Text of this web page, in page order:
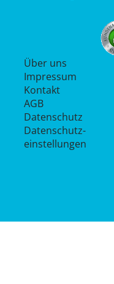
Über uns
Impressum
Kontakt
AGB
Datenschutz
Datenschutz­
einstellungen